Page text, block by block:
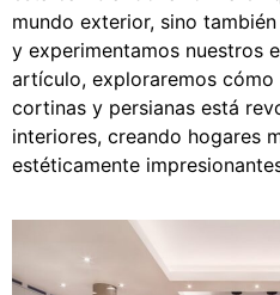
mundo exterior, sino
y experimentamos nuestros
artículo, exploraremos
cortinas y persianas está
interiores, creando hogares
estéticamente